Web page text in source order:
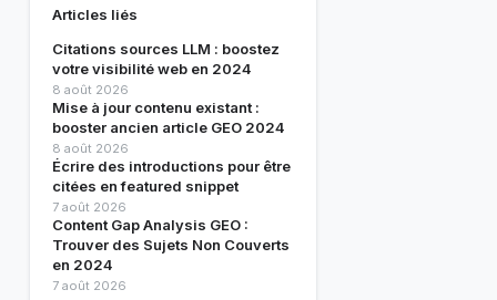
Articles liés
Citations sources LLM : boostez
votre visibilité web en 2024
8 août 2026
Mise à jour contenu existant :
booster ancien article GEO 2024
8 août 2026
Écrire des introductions pour être
citées en featured snippet
7 août 2026
Content Gap Analysis GEO :
Trouver des Sujets Non Couverts
en 2024
7 août 2026